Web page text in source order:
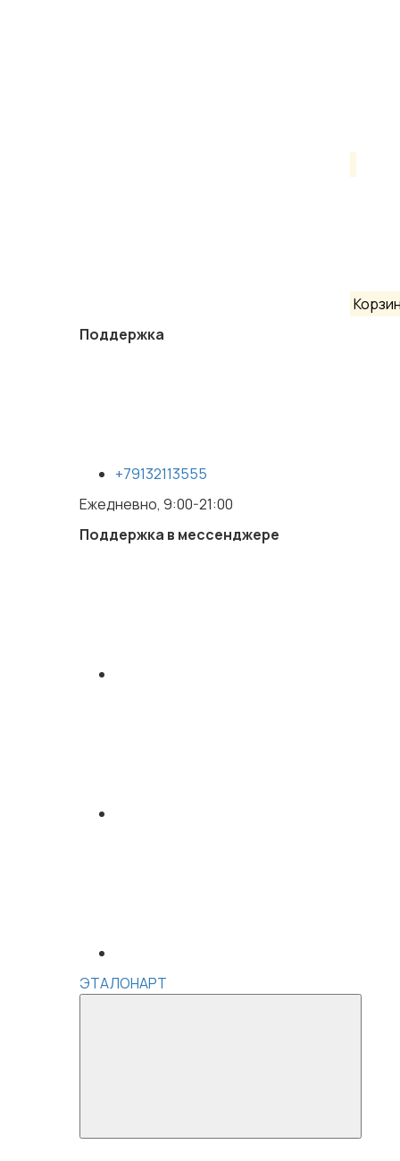
Поддержка
+79132113555
Ежедневно, 9:00-21:00
Поддержка в мессенджере
ЭТАЛОНАРТ